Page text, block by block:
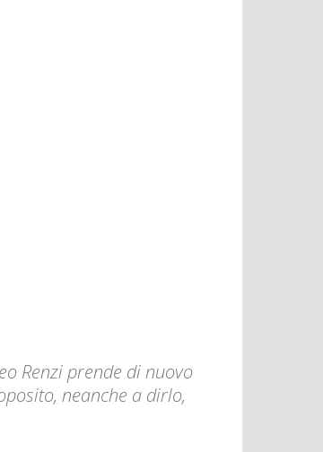
Renzi prende di nuovo
neanche a dirlo,